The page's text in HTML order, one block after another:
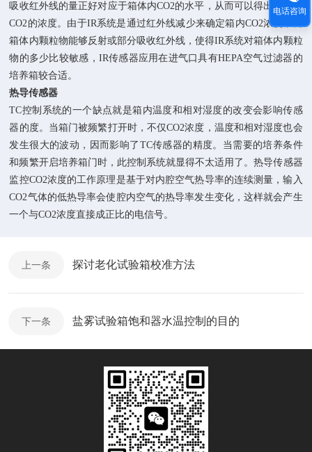
吸收红外线的量正好对应于箱体内CO2的水平，从而可以得出箱体内
CO2的浓度。由于IR系统是通过红外线减少来确定箱内CO2浓度，而
箱体内颗粒物能够反射或部分吸收红外线，使得IR系统对箱体内颗粒
物的多少比较敏感，IR传感器应用在进气口具有HEPA空气过滤器的
培养箱较合适。
热导传感器
TC控制系统的一个缺点就是箱内温度和相对湿度的改变会影响传感
器的度。当箱门被频繁打开时，不仅CO2浓度，温度和相对湿度也会
发生很大的波动，因而影响了TC传感器的精度。当需要的培养条件
和频繁开启培养箱门时，此控制系统就显得不太适用了。热导传感器
监控CO2浓度的工作原理是基于对内腔空气热导率的连续测量，输入
CO2气体的低热导率会使腔内空气的热导率发生变化，这样就会产生
一个与CO2浓度直接成正比的电信号。
上一条 探讨老化试验箱校准方法
下一条 盐雾试验箱饱和器水温控制的目的
电话咨询